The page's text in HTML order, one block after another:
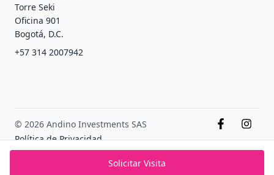
Solicitar Visita
Torre Seki
Oficina 901
Bogotá, D.C.
+57 314 2007942
© 2026 Andino Investments SAS
Política de Privacidad
Terminos y condiciones